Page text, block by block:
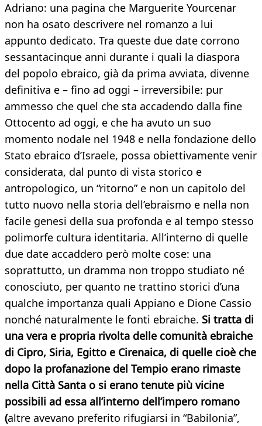
Adriano: una pagina che Marguerite Yourcenar
non ha osato descrivere nel romanzo a lui
appunto dedicato. Tra queste due date corrono
sessantacinque anni durante i quali la diaspora
del popolo ebraico, già da prima avviata, divenne
definitiva e – fino ad oggi – irreversibile: pur
ammesso che quel che sta accadendo dalla fine
Ottocento ad oggi, e che ha avuto un suo
momento nodale nel 1948 e nella fondazione dello
Stato ebraico d’Israele, possa obiettivamente venir
considerata, dal punto di vista storico e
antropologico, un “ritorno” e non un capitolo del
tutto nuovo nella storia dell’ebraismo e nella non
facile genesi della sua profonda e al tempo stesso
polimorfe cultura identitaria. All’interno di quelle
due date accaddero però molte cose: una
soprattutto, un dramma non troppo studiato né
conosciuto, per quanto ne trattino storici d’una
qualche importanza quali Appiano e Dione Cassio
nonché naturalmente le fonti ebraiche. Si tratta di
una vera e propria rivolta delle comunità ebraiche
di Cipro, Siria, Egitto e Cirenaica, di quelle cioè che
dopo la profanazione del Tempio erano rimaste
nella Città Santa o si erano tenute più vicine
possibili ad essa all’interno dell’impero romano
(altre avevano preferito rifugiarsi in “Babilonia”,